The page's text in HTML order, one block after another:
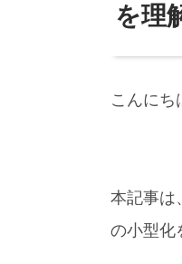
を理
こんにち
本記事は
の小型化